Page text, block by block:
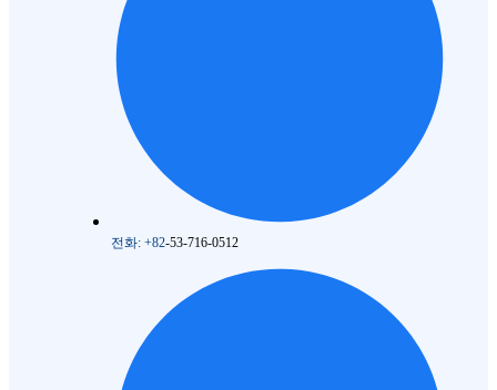
전화: +82-53-716-0512